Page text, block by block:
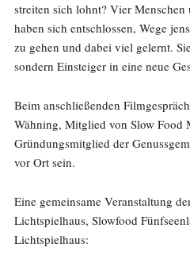
streiten sich lohnt? Vier
haben sich entschlossen, Wege
zu gehen und dabei viel gelernt.
sondern Einsteiger in eine neue
Beim anschließenden
Wähning, Mitglied von Slow Food
Gründungsmitglied der
vor Ort sein.
Eine gemeinsame Veranstaltung
Lichtspielhaus, Slowfood
Lichtspielhaus: